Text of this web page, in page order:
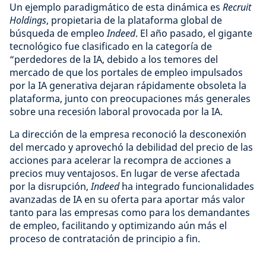
Un ejemplo paradigmático de esta dinámica es Recruit
Holdings, propietaria de la plataforma global de
búsqueda de empleoIndeed. El año pasado, el gigante
tecnológico fue clasificado en la categoría de
“perdedores de la IA, debido a los temores del
mercado de que los portales de empleo impulsados
por la IA generativa dejaran rápidamente obsoleta la
plataforma, junto con preocupaciones más generales
sobre una recesión laboral provocada por la IA.
La dirección de la empresa reconoció la desconexión
del mercado y aprovechó la debilidad del precio de las
acciones para acelerar la recompra de acciones a
precios muy ventajosos. En lugar de verse afectada
por la disrupción,Indeedha integrado funcionalidades
avanzadas de IA en su oferta para aportar más valor
tanto para las empresas como para los demandantes
de empleo, facilitando y optimizando aún más el
proceso de contratación de principio a fin.